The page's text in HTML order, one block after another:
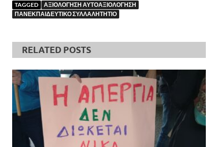
TAGGED
ΑΞΙΟΛΟΓΗΣΗ ΑΥΤΟΑΞΙΟΛΟΓΗΣΗ
ΠΑΝΕΚΠΑΙΔΕΥΤΙΚΟ ΣΥΛΛΑΛΗΤΗΤΙΟ
RELATED POSTS